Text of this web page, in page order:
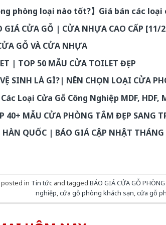
phòng loại nào tốt?】Giá bán các
GIÁ CỬA GỖ | CỬA NHỰA CAO CẤP [11/
GỖ VÀ CỬA NHỰA
| TOP 50 MẪU CỬA TOILET ĐẸP
SINH LÀ GÌ?| NÊN CHỌN LOẠI CỬA
Loại Cửa Gỗ Công Nghiệp MDF, HDF,
40+ MẪU CỬA PHÒNG TẮM ĐẸP SANG
HÀN QUỐC | BÁO GIÁ CẬP NHẬT
in Tin tức and tagged BÁO GIÁ CỬA GỖ
nghiệp,cửa gỗ phòng khách sạn,cửa gỗ